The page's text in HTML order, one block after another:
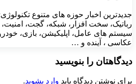
جدیدترین اخبار حوزه های متنوع
رباتیک، سخت افزار، شبکه، گجت،
سیستم های عامل، اپلیکیشن، بازی،
عکاسی ، آینده و …
دیدگاهتان را بنویسید
برای نوشتن دیدگاه باید وارد بشوید.